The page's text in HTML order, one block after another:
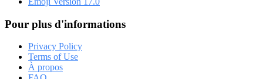
Pour plus d'informations
Privacy Policy
Terms of Use
À propos